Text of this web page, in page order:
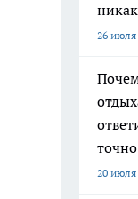
26 июля
точно
20 июля